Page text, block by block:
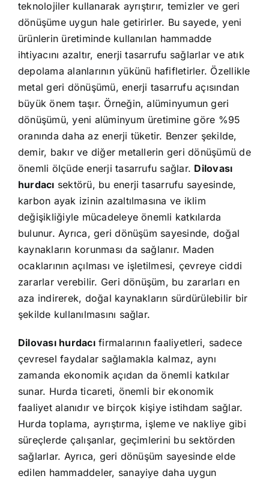
teknolojiler kullanarak ayrıştırır, temizler ve geri
dönüşüme uygun hale getirirler. Bu sayede, yeni
ürünlerin üretiminde kullanılan hammadde
ihtiyacını azaltır, enerji tasarrufu sağlarlar ve atık
depolama alanlarının yükünü hafifletirler. Özellikle
metal geri dönüşümü, enerji tasarrufu açısından
büyük önem taşır. Örneğin, alüminyumun geri
dönüşümü, yeni alüminyum üretimine göre %95
oranında daha az enerji tüketir. Benzer şekilde,
demir, bakır ve diğer metallerin geri dönüşümü de
önemli ölçüde enerji tasarrufu sağlar. Dilovası
hurdacı sektörü, bu enerji tasarrufu sayesinde,
karbon ayak izinin azaltılmasına ve iklim
değişikliğiyle mücadeleye önemli katkılarda
bulunur. Ayrıca, geri dönüşüm sayesinde, doğal
kaynakların korunması da sağlanır. Maden
ocaklarının açılması ve işletilmesi, çevreye ciddi
zararlar verebilir. Geri dönüşüm, bu zararları en
aza indirerek, doğal kaynakların sürdürülebilir bir
şekilde kullanılmasını sağlar.
Dilovası hurdacıfirmalarının faaliyetleri, sadece
çevresel faydalar sağlamakla kalmaz, aynı
zamanda ekonomik açıdan da önemli katkılar
sunar. Hurda ticareti, önemli bir ekonomik
faaliyet alanıdır ve birçok kişiye istihdam sağlar.
Hurda toplama, ayrıştırma, işleme ve nakliye gibi
süreçlerde çalışanlar, geçimlerini bu sektörden
sağlarlar. Ayrıca, geri dönüşüm sayesinde elde
edilen hammaddeler, sanayiye daha uygun